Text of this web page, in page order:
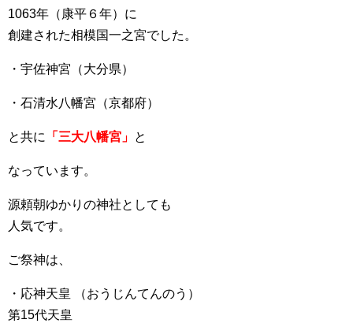
1063年（康平６年）に
創建された相模国一之宮でした。
・宇佐神宮（大分県）
・石清水八幡宮（京都府）
と共に 「三大八幡宮」 と
なっています。
源頼朝ゆかりの神社としても
人気です。
ご祭神は、
・応神天皇 （おうじんてんのう）
第15代天皇